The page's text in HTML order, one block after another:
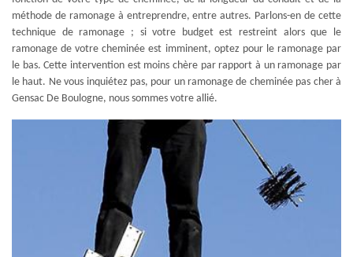
méthode de ramonage à entreprendre, entre autres. Parlons-en de cette
technique de ramonage ; si votre budget est restreint alors que le
ramonage de votre cheminée est imminent, optez pour le ramonage par
le bas. Cette intervention est moins chère par rapport à un ramonage par
le haut. Ne vous inquiétez pas, pour un ramonage de cheminée pas cher à
Gensac De Boulogne, nous sommes votre allié.